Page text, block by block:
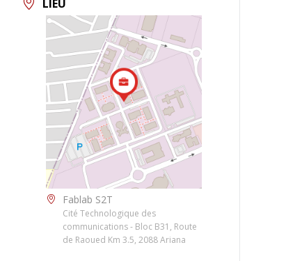
LIEU
Fablab S2T
Cité Technologique des
communications - Bloc B31, Route
de Raoued Km 3.5, 2088 Ariana